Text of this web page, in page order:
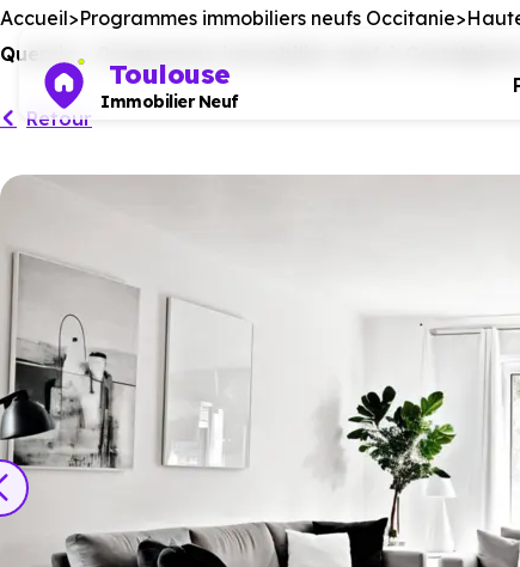
Toulouse
Immobilier Neuf
Accueil Programmes immobiliers neufs Occitanie
Quercia - Programme immobilier neuf à
Retour